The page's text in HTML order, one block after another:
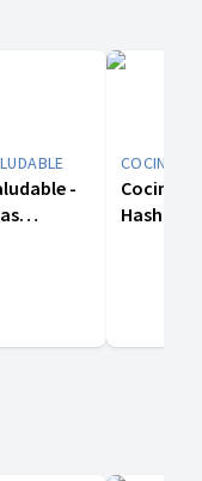
-
COCINA
Cocina